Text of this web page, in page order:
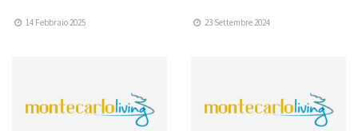
14 Febbraio 2025 23 Settembre 2024